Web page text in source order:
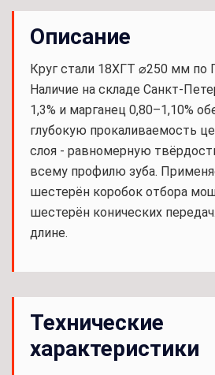
Описание
Круг стали 18ХГТ ⌀250 мм по
Наличие на складе Санкт-
1,3% и марганец 0,80–1,10%
глубокую прокаливаемость
слоя - равномерную
всему профилю зуба.
шестерён коробок отбора
шестерён конических
длине.
Технические
характеристики